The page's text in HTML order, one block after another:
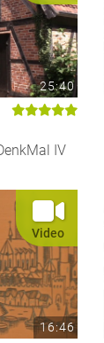
25:40
IV
Video
16:46